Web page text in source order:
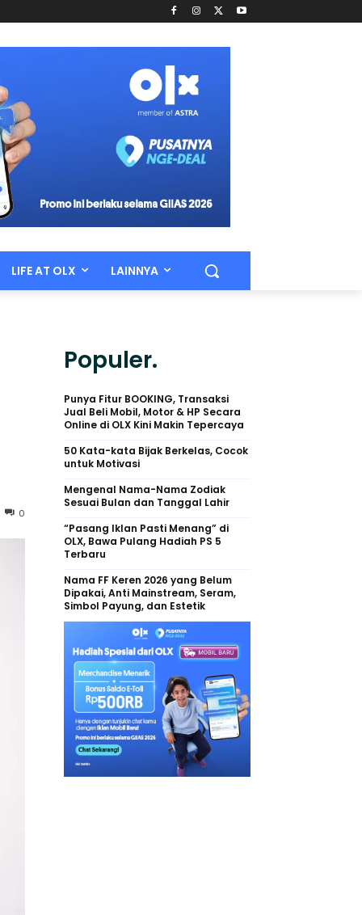
LIFE AT OLX LAINNYA
0
Populer.
Punya Fitur BOOKING, Transaksi
Jual Beli Mobil, Motor & HP Secara
Online di OLX Kini Makin Tepercaya
50 Kata-kata Bijak Berkelas, Cocok
untuk Motivasi
Mengenal Nama-Nama Zodiak
Sesuai Bulan dan Tanggal Lahir
“Pasang Iklan Pasti Menang” di
OLX, Bawa Pulang Hadiah PS 5
Terbaru
Nama FF Keren 2026 yang Belum
Dipakai, Anti Mainstream, Seram,
Simbol Payung, dan Estetik